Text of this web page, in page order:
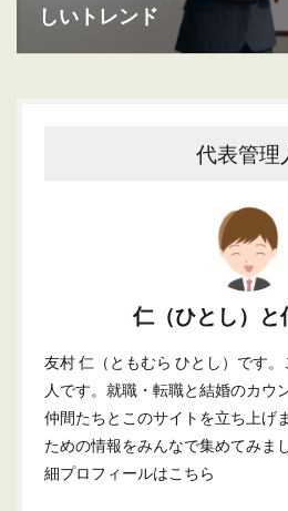
しいトレンド
代表管理
仁（ひとし）と
友村 仁（ともむら ひとし）です
人です。就職・転職と結婚のカウ
仲間たちとこのサイトを立ち上げ
ための情報をみんなで集めてみまし
細プロフィールはこちら